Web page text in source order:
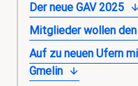
Der neue GAV 2025
Mitglieder wollen
Auf zu neuen Ufern
Gmelin